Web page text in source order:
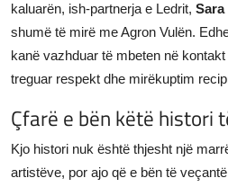
kaluarën, ish-partnerja e Ledrit, Sara
shumë të mirë me Agron Vulën.
kanë vazhduar të mbeten në
treguar respekt dhe mirëkuptim
Çfarë e bën këtë histori
Kjo histori nuk është thjesht një
artistëve, por ajo që e bën të